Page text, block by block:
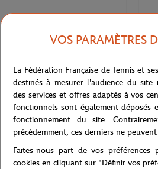
Polo Arbitre Homme Lacoste x
Roland-Garros - Marine
T-
VOS PARAMÈTRES
La Fédération Française de Tennis et
destinés à mesurer l'audience du
des services et offres adaptés à vos
fonctionnels sont également déposés
fonctionnement du site.
précédemment, ces derniers ne
Faites-nous part de vos préférences
cookies en cliquant sur "Définir vos